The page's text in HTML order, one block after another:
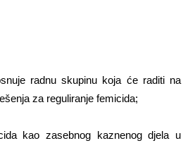
radnu skupinu koja će raditi na
za reguliranje femicida;
kao zasebnog kaznenog djela u